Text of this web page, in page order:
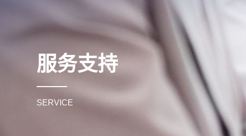
服务支持
SERVICE